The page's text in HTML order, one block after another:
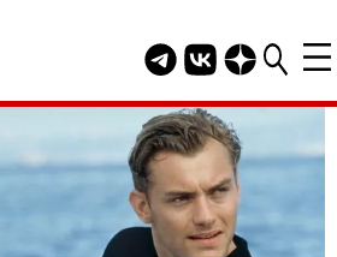
Telegram канал
Группа HELLO
Канал